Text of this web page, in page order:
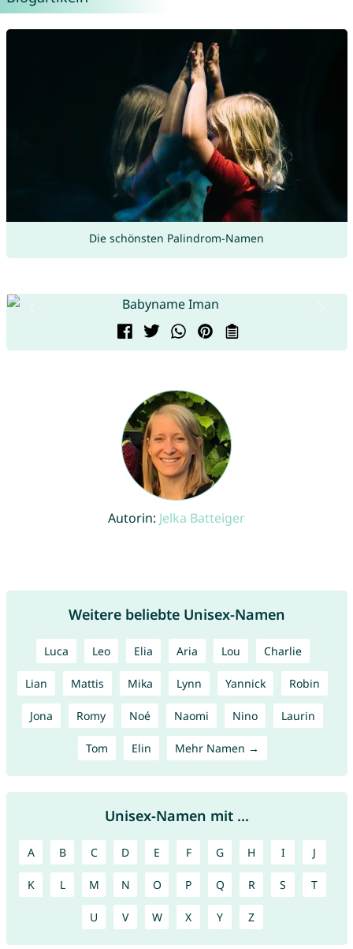
Die schönsten Palindrom-Namen
Autorin: Jelka Batteiger
Weitere beliebte Unisex-Namen
Luca Leo Elia Aria Lou Charlie
Lian Mattis Mika Lynn Yannick Robin
Jona Romy Noé Naomi Nino Laurin
Tom Elin Mehr Namen →
Unisex-Namen mit ...
A B C D E F G H I J
K L M N O P Q R S T
U V W X Y Z